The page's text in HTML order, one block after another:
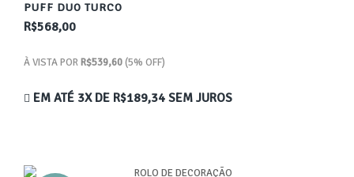
PUFF DUO TURCO
R$568,00
À VISTA PORR$539,60(5% OFF)
EM ATÉ 3X DE R$189,34 SEM JUROS